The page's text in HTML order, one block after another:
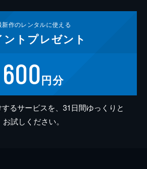
新作のレンタルに使える
ト プレゼント
600円分
るサービスを、31日間ゆっくりと
お試しください。